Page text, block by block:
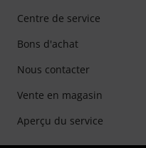
Centre de service
Bons d'achat
Nous contacter
Vente en magasin
Aperçu du service